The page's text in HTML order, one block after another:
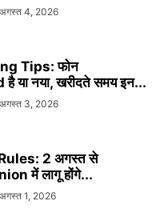
अगस्त 4, 2026
Tips: फोन
या नया, खरीदते समय इन...
अगस्त 3, 2026
2 अगस्त से
में लागू होंगे...
अगस्त 1, 2026